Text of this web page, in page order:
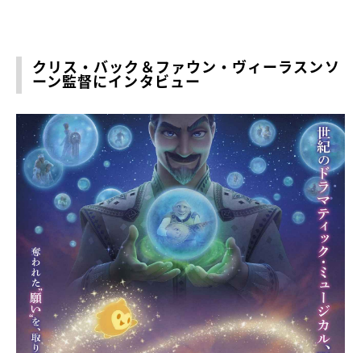
クリス・バック＆ファウン・ヴィーラスンソ
ーン監督にインタビュー